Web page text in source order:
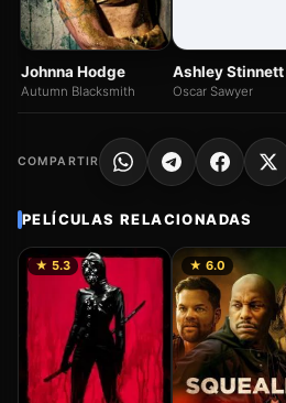
Johnna Hodge
Autumn Blacksmith
Ashley Stinnett
Oscar Sawyer
COMPARTIR
PELÍCULAS RELACIONADAS
★ 5.3 ★ 6.0